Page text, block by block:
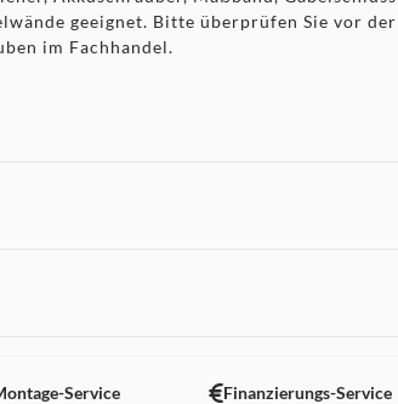
geeignet. Bitte überprüfen Sie vor
im Fachhandel.
Service Finanzierungs-Service